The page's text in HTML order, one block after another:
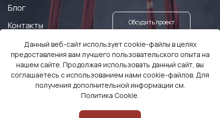
Блог
Контакты
Обсудить проект
Заказать оборудование
Данный веб-сайт использует cookie-файлы в целях
предоставления вам лучшего пользовательского опыта на
нашем сайте. Продолжая использовать данный сайт, вы
соглашаетесь с использованием нами cookie-файлов. Для
получения дополнительной информации см.
Политика Cookie.